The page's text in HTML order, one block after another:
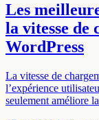
Les
la vitesse de
WordPress
La vitesse de
l’expérience
seulement améliore